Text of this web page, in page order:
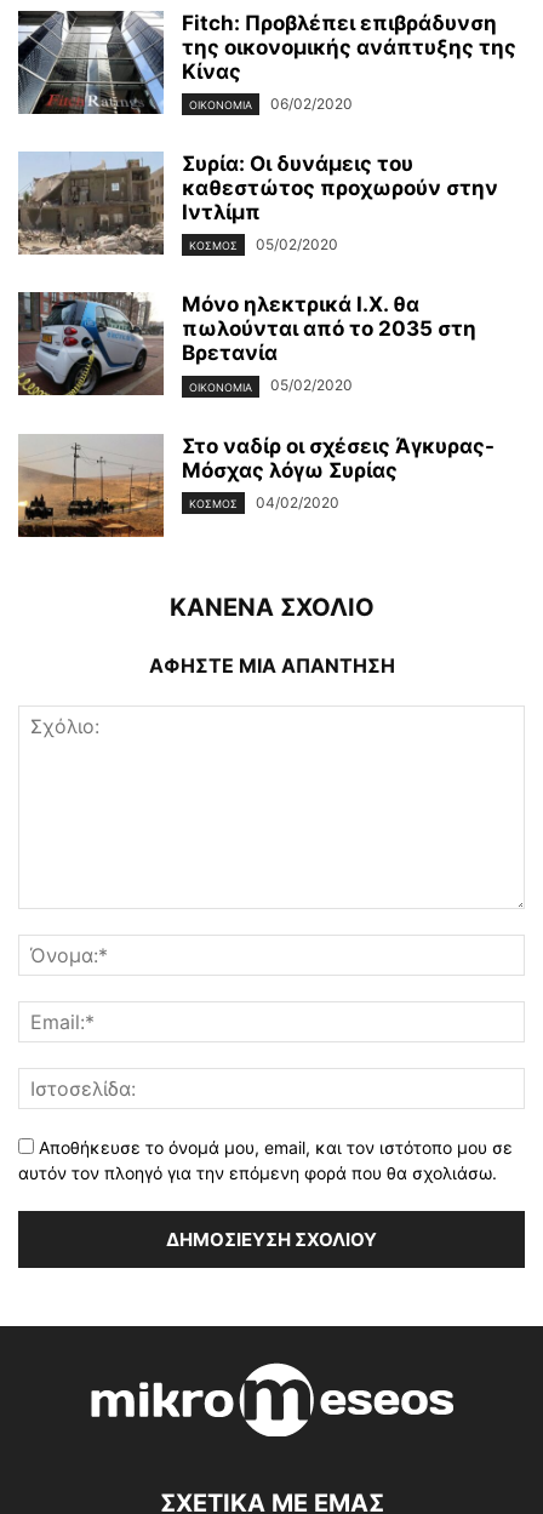
Fitch: Προβλέπει επιβράδυνση
της οικονομικής ανάπτυξης της
Κίνας
ΟΙΚΟΝΟΜΊΑ 06/02/2020
Συρία: Οι δυνάμεις του
καθεστώτος προχωρούν στην
Ιντλίμπ
ΚΌΣΜΟΣ 05/02/2020
Μόνο ηλεκτρικά Ι.Χ. θα
πωλούνται από το 2035 στη
Βρετανία
ΟΙΚΟΝΟΜΊΑ 05/02/2020
Στο ναδίρ οι σχέσεις Άγκυρας-
Μόσχας λόγω Συρίας
ΚΌΣΜΟΣ 04/02/2020
ΚΑΝΕΝΑ ΣΧΟΛΙΟ
ΑΦΗΣΤΕ ΜΙΑ ΑΠΑΝΤΗΣΗ
Αποθήκευσε το όνομά μου, email, και τον ιστότοπο μου σε
αυτόν τον πλοηγό για την επόμενη φορά που θα σχολιάσω.
ΣΧΕΤΙΚΑ ΜΕ ΕΜΑΣ